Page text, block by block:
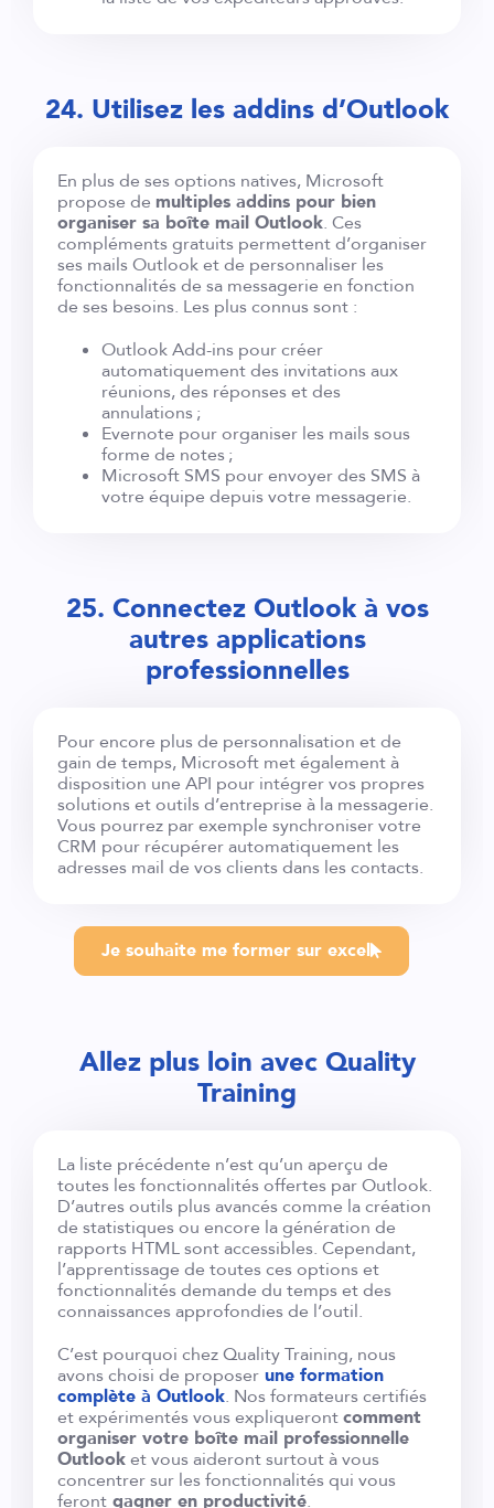
24. Utilisez les addins d’Outlook
En plus de ses options natives, Microsoft
propose de multiples addins pour bien
organiser sa boîte mail Outlook. Ces
compléments gratuits permettent d’organiser
ses mails Outlook et de personnaliser les
fonctionnalités de sa messagerie en fonction
de ses besoins. Les plus connus sont :
Outlook Add-ins pour créer
automatiquement des invitations aux
réunions, des réponses et des
annulations ;
Evernote pour organiser les mails sous
forme de notes ;
Microsoft SMS pour envoyer des SMS à
votre équipe depuis votre messagerie.
25. Connectez Outlook à vos
autres applications
professionnelles
Pour encore plus de personnalisation et de
gain de temps, Microsoft met également à
disposition une API pour intégrer vos propres
solutions et outils d’entreprise à la messagerie.
Vous pourrez par exemple synchroniser votre
CRM pour récupérer automatiquement les
adresses mail de vos clients dans les contacts.
Je souhaite me former sur excel
Allez plus loin avec Quality
Training
La liste précédente n’est qu’un aperçu de
toutes les fonctionnalités offertes par Outlook.
D’autres outils plus avancés comme la création
de statistiques ou encore la génération de
rapports HTML sont accessibles. Cependant,
l’apprentissage de toutes ces options et
fonctionnalités demande du temps et des
connaissances approfondies de l’outil.
C’est pourquoi chez Quality Training, nous
avons choisi de proposer une formation
complète à Outlook. Nos formateurs certifiés
et expérimentés vous expliquerontcomment
organiser votre boîte mail professionnelle
Outlooket vous aideront surtout à vous
concentrer sur les fonctionnalités qui vous
feront gagner en productivité.